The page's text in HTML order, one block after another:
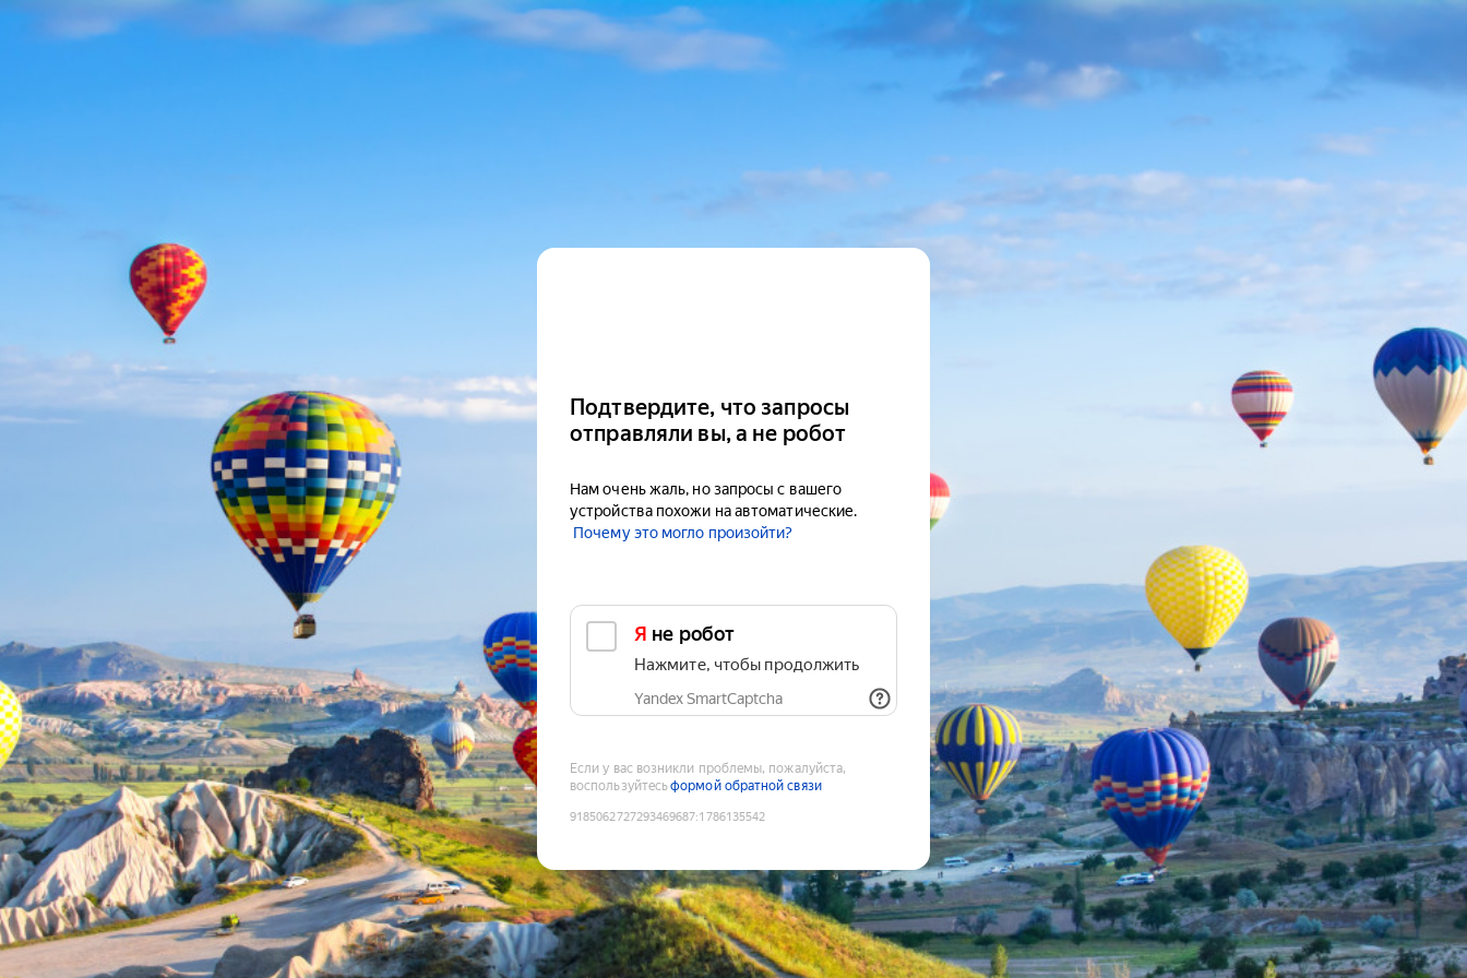
Подтвердите, что запросы
отправляли вы, а не робот
Нам очень жаль, но запросы с вашего
устройства похожи на автоматические.
Почему это могло произойти?
Я не робот
Нажмите, чтобы продолжить
Yandex SmartCaptcha
Если у вас возникли проблемы, пожалуйста,
воспользуйтесьформой обратной связи
9185062727293469687:1786135542